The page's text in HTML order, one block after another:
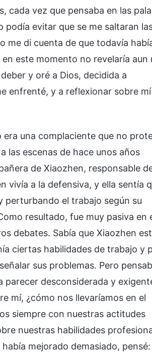
cada vez que pensaba en las
podía evitar que se me saltaran
me di cuenta de que todavía
este momento no revelaría aun
y oré a Dios, decidida a
enfrenté, y a reflexionar sobre mí
una complaciente que no
las escenas de hace unos años
de Xiaozhen, responsable
vivía a la defensiva, y ella sentía
perturbando el trabajo según su
resultado, fue muy pasiva en
debates. Sabía que Xiaozhen
ciertas habilidades de trabajo y
sus problemas. Pero
parecer desconsiderada y
mí, ¿cómo nos llevaríamos en el
siempre con nuestras actitudes
nuestras habilidades
mejorado demasiado, pensé: